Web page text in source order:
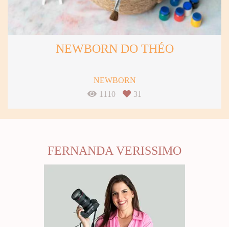
NEWBORN DO THÉO
NEWBORN
1110
31
FERNANDA VERISSIMO